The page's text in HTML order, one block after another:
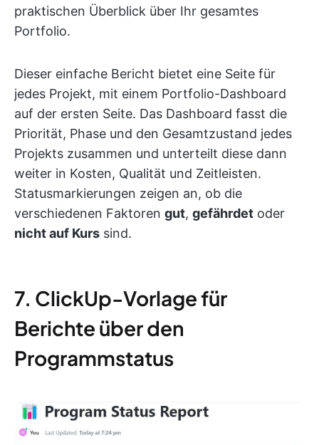
praktischen Überblick über Ihr gesamtes
Portfolio.
Dieser einfache Bericht bietet eine Seite für
jedes Projekt, mit einem Portfolio-Dashboard
auf der ersten Seite. Das Dashboard fasst die
Priorität, Phase und den Gesamtzustand jedes
Projekts zusammen und unterteilt diese dann
weiter in Kosten, Qualität und Zeitleisten.
Statusmarkierungen zeigen an, ob die
verschiedenen Faktoren gut, gefährdet oder
nicht auf Kurs sind.
7. ClickUp-Vorlage für
Berichte über den
Programmstatus